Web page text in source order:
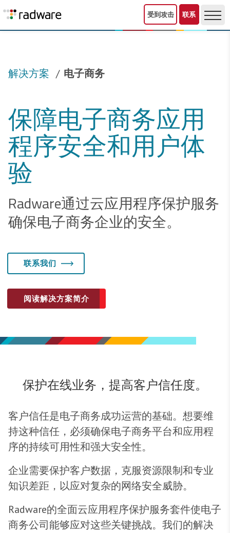
受到攻击 联系
解决方案 电子商务
保障电子商务应用
程序安全和用户体
验
Radware通过云应用程序保护服务
确保电子商务企业的安全。
联系我们
阅读解决方案简介
保护在线业务，提高客户信任度。
客户信任是电子商务成功运营的基础。想要维
持这种信任，必须确保电子商务平台和应用程
序的持续可用性和强大安全性。
企业需要保护客户数据，克服资源限制和专业
知识差距，以应对复杂的网络安全威胁。
Radware的全面云应用程序保护服务套件使电子
商务公司能够应对这些关键挑战。我们的解决